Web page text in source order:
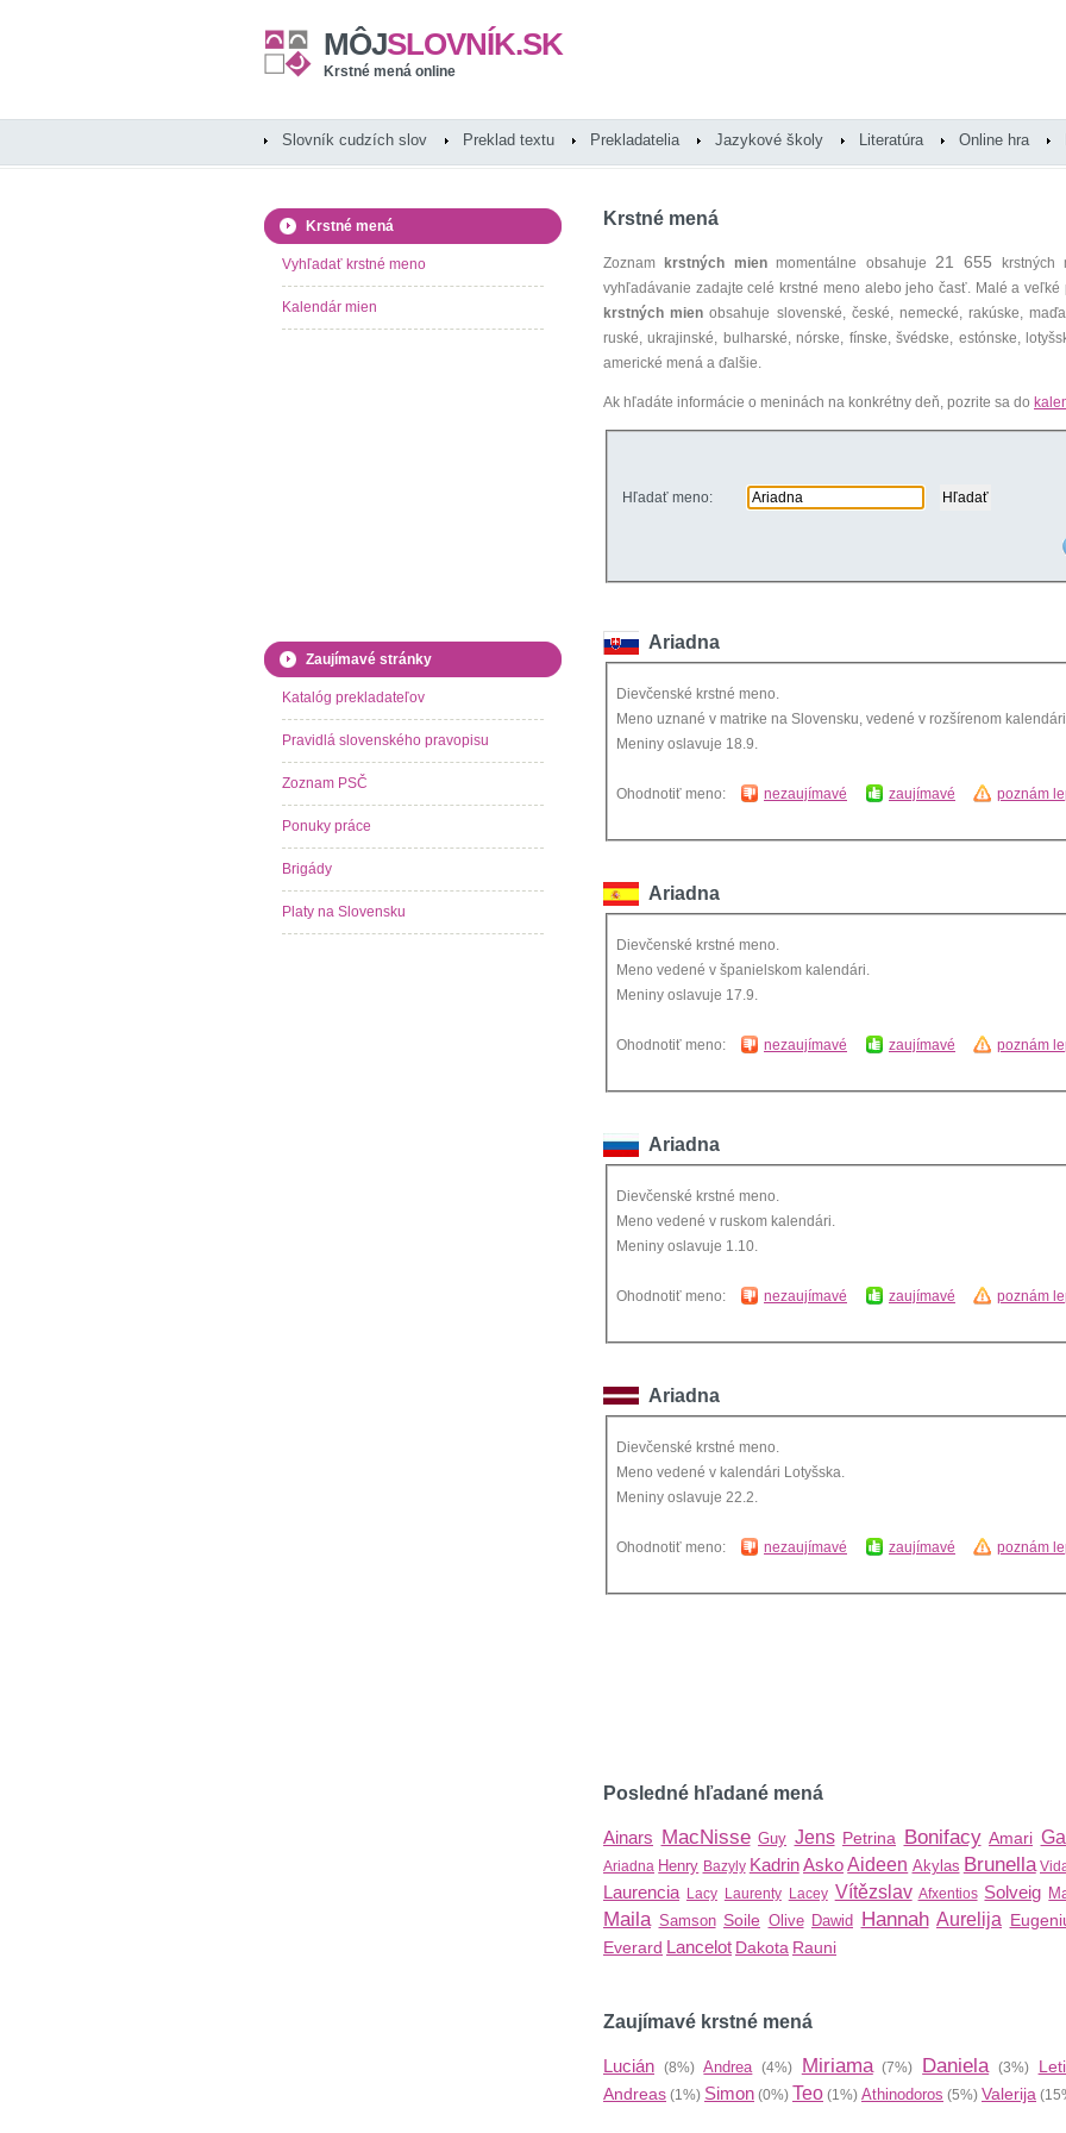
MÔJSLOVNÍK.SK
Krstné mená online
Slovník cudzích slov Preklad textu Prekladatelia Jazykové školy Literatúra Online hra
Krstné mená
Zoznam krstných mienmomentálne obsahuje 21 655 krstných
vyhľadávanie zadajte celé krstné meno alebo jeho časť. Malé a veľké
krstných mien obsahuje slovenské, české, nemecké, rakúske,
ruské, ukrajinské, bulharské, nórske, fínske, švédske, estónske,
americké mená a ďalšie.
Ak hľadáte informácie o meninách na konkrétny deň, pozrite sa do
Hľadať meno:
Ariadna
Dievčenské krstné meno.
Meno uznané v matrike na Slovensku, vedené v rozšírenom
Meniny oslavuje 18.9.
Ohodnotiť meno: nezaujímavé zaujímavé poznám
Ariadna
Dievčenské krstné meno.
Meno vedené v španielskom kalendári.
Meniny oslavuje 17.9.
Ohodnotiť meno: nezaujímavé zaujímavé poznám
Ariadna
Dievčenské krstné meno.
Meno vedené v ruskom kalendári.
Meniny oslavuje 1.10.
Ohodnotiť meno: nezaujímavé zaujímavé poznám
Ariadna
Dievčenské krstné meno.
Meno vedené v kalendári Lotyšska.
Meniny oslavuje 22.2.
Ohodnotiť meno: nezaujímavé zaujímavé poznám
Posledné hľadané mená
Ainars MacNisse Guy Jens Petrina Bonifacy Amari
Ariadna Henry Bazyly KadrinAskoAideen Akylas Brunella
Laurencia Lacy Laurenty Lacey Vítězslav Afxentios Solveig
Maila Samson Soile Olive Dawid Hannah Aurelija
Everard Lancelot Dakota Rauni
Zaujímavé krstné mená
Lucián (8%)Andrea(4%) Miriama(7%) Daniela(3%)
Andreas (1%) Simon (0%) Teo (1%) Athinodoros (5%) Valerija
Krstné mená
Vyhľadať krstné meno
Kalendár mien
Zaujímavé stránky
Katalóg prekladateľov
Pravidlá slovenského pravopisu
Zoznam PSČ
Ponuky práce
Brigády
Platy na Slovensku